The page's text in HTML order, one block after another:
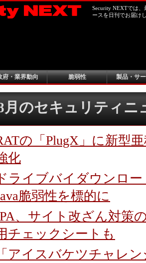
Security NEXTでは
ースを日刊でお届け
府・業界動向 脆弱性 製品・サ
月のセキュリティニ
の「PlugX」に新型
化
ドライブバイダウンロ
脆弱性を標的に
、サイト改ざん対策
チェックシートも
「アイスバケツチャレ